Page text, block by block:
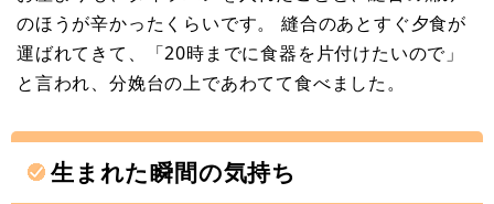
のほうが辛かったくらいです。 縫合のあとすぐ夕食が
運ばれてきて、「20時までに食器を片付けたいので」
と言われ、分娩台の上であわてて食べました。
生まれた瞬間の気持ち